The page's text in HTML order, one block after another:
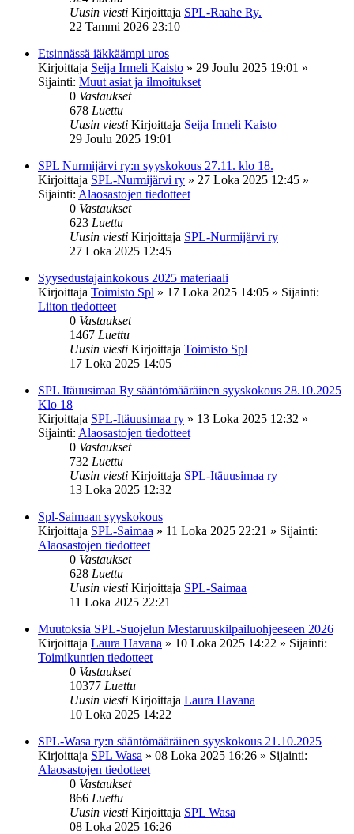
Uusin viesti Kirjoittaja SPL-Raahe Ry.
22 Tammi 2026 23:10
Etsinnässä iäkkäämpi uros
Kirjoittaja Seija Irmeli Kaisto » 29 Joulu 2025 19:01 »
Sijainti: Muut asiat ja ilmoitukset
0 Vastaukset
678 Luettu
Uusin viesti Kirjoittaja Seija Irmeli Kaisto
29 Joulu 2025 19:01
SPL Nurmijärvi ry:n syyskokous 27.11. klo 18.
Kirjoittaja SPL-Nurmijärvi ry » 27 Loka 2025 12:45 »
Sijainti: Alaosastojen tiedotteet
0 Vastaukset
623 Luettu
Uusin viesti Kirjoittaja SPL-Nurmijärvi ry
27 Loka 2025 12:45
Syysedustajainkokous 2025 materiaali
Kirjoittaja Toimisto Spl » 17 Loka 2025 14:05 » Sijainti:
Liiton tiedotteet
0 Vastaukset
1467 Luettu
Uusin viesti Kirjoittaja Toimisto Spl
17 Loka 2025 14:05
SPL Itäuusimaa Ry sääntömääräinen syyskokous 28.10.2025
Klo 18
Kirjoittaja SPL-Itäuusimaa ry » 13 Loka 2025 12:32 »
Sijainti: Alaosastojen tiedotteet
0 Vastaukset
732 Luettu
Uusin viesti Kirjoittaja SPL-Itäuusimaa ry
13 Loka 2025 12:32
Spl-Saimaan syyskokous
Kirjoittaja SPL-Saimaa » 11 Loka 2025 22:21 » Sijainti:
Alaosastojen tiedotteet
0 Vastaukset
628 Luettu
Uusin viesti Kirjoittaja SPL-Saimaa
11 Loka 2025 22:21
Muutoksia SPL-Suojelun Mestaruuskilpailuohjeeseen 2026
Kirjoittaja Laura Havana » 10 Loka 2025 14:22 » Sijainti:
Toimikuntien tiedotteet
0 Vastaukset
10377 Luettu
Uusin viesti Kirjoittaja Laura Havana
10 Loka 2025 14:22
SPL-Wasa ry:n sääntömääräinen syyskokous 21.10.2025
Kirjoittaja SPL Wasa » 08 Loka 2025 16:26 » Sijainti:
Alaosastojen tiedotteet
0 Vastaukset
866 Luettu
Uusin viesti Kirjoittaja SPL Wasa
08 Loka 2025 16:26